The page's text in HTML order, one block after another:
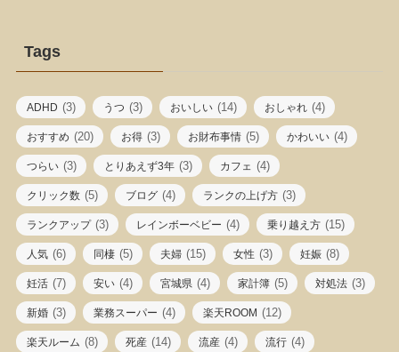
Tags
ADHD (3) うつ (3) おいしい (14) おしゃれ (4)
おすすめ (20) お得 (3) お財布事情 (5) かわいい (4)
つらい (3) とりあえず3年 (3) カフェ (4)
クリック数 (5) ブログ (4) ランクの上げ方 (3)
ランクアップ(3) レインボーベビー (4) 乗り越え方 (15)
人気 (6) 同棲 (5) 夫婦 (15) 女性 (3) 妊娠 (8)
妊活 (7) 安い (4) 宮城県 (4) 家計簿 (5) 対処法 (3)
新婚 (3) 業務スーパー (4) 楽天ROOM (12)
楽天ルーム (8) 死産 (14) 流産 (4) 流行 (4)